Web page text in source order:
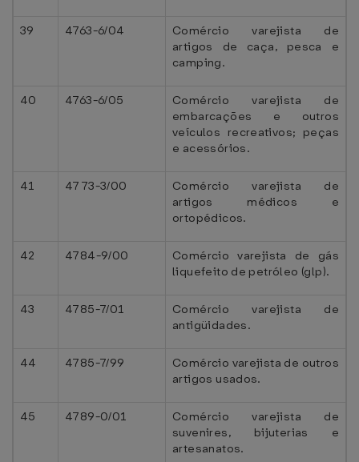
39 4763-6/04
Comércio varejista de
artigos de caça, pesca e
camping.
40 4763-6/05
Comércio varejista de
embarcações e outros
veículos recreativos; peças
e acessórios.
41 4773-3/00
Comércio varejista de
artigos médicos e
ortopédicos.
42 4784-9/00
Comércio varejista de gás
liquefeito de petróleo (glp).
43 4785-7/01
Comércio varejista de
antigüidades.
44 4785-7/99
Comércio varejista de outros
artigos usados.
45 4789-0/01
Comércio varejista de
suvenires, bijuterias e
artesanatos.